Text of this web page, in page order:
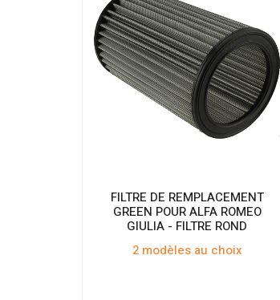
FILTRE DE REMPLACEMENT
GREEN POUR ALFA ROMEO
GIULIA - FILTRE ROND
2 modèles au choix